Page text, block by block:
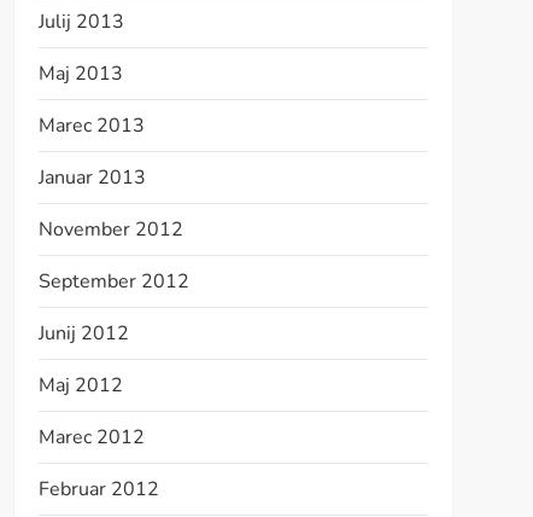
Julij 2013
Maj 2013
Marec 2013
Januar 2013
November 2012
September 2012
Junij 2012
Maj 2012
Marec 2012
Februar 2012